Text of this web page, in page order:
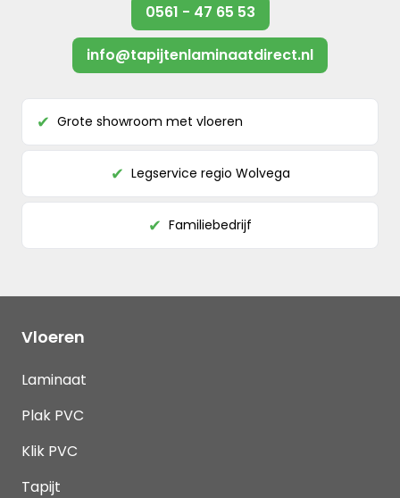
0561 - 47 65 53
info@tapijtenlaminaatdirect.nl
✔ Grote showroom met vloeren
✔ Legservice regio Wolvega
✔ Familiebedrijf
Vloeren
Laminaat
Plak PVC
Klik PVC
Tapijt